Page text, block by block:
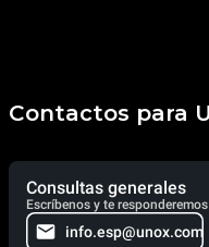
Contactos para
Consultas generales
Escríbenos y te
info.esp@unox.com